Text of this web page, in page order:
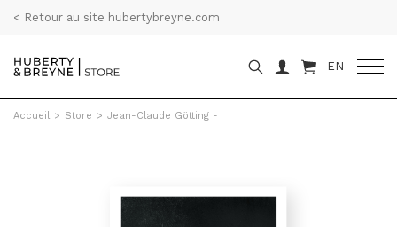
< Retour au site hubertybreyne.com
EN
Accueil > Store > Jean-Claude Götting -